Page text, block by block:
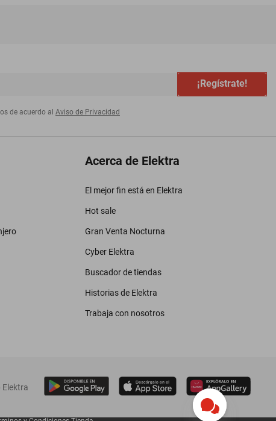
¡Regístrate!
de acuerdo al Aviso de Privacidad
Acerca de Elektra
El mejor fin está en Elektra
Hot sale
Gran Venta Nocturna
Cyber Elektra
Buscador de tiendas
Historias de Elektra
Trabaja con nosotros
Elektra